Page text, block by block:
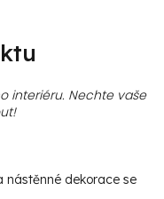
interiéru. Nechte vaše
nástěnné dekorace se